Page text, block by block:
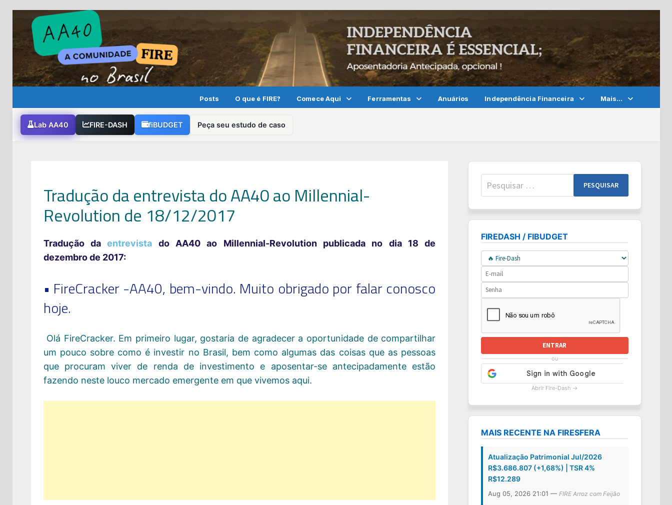
content
Posts O que é FIRE? Comece Aqui Ferramentas Anuários Independência Financeira Mais…
Lab AA40 FIRE-DASH fiBUDGET Peça seu estudo de caso
Tradução da entrevista do AA40 ao Millennial-
Revolution de 18/12/2017
Tradução daentrevista do AA40 ao Millennial-Revolution publicada no dia 18 de
dezembro de 2017:
• FireCracker -AA40, bem-vindo. Muito obrigado por falar conosco
hoje.
Olá FireCracker. Em primeiro lugar, gostaria de agradecer a oportunidade de compartilhar
um pouco sobre como é investir no Brasil, bem como algumas das coisas que as pessoas
que procuram viver de renda de investimento e aposentar-se antecipadamente estão
fazendo neste louco mercado emergente em que vivemos aqui.
Pesquisar
por:
FIREDASH / FIBUDGET
ENTRAR
ou
Abrir Fire-Dash →
MAIS RECENTE NA FIRESFERA
Atualização Patrimonial Jul/2026
R$3.686.807 (+1,68%) | TSR 4%
R$12.289
Aug 05, 2026 21:01 —FIRE Arroz com Feijão